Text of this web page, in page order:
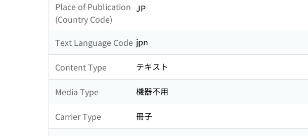
Place of Publication
(Country Code)
JP
Text Language Code jpn
Content Type テキスト
Media Type 機器不用
Carrier Type 冊子